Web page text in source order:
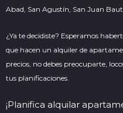
Abad, San Agustín, San Juan
¿Ya te decidiste? Esperamos
que hacen un alquiler de
precios, no debes preocuparte,
tus planificaciones.
¡Planifica alquilar